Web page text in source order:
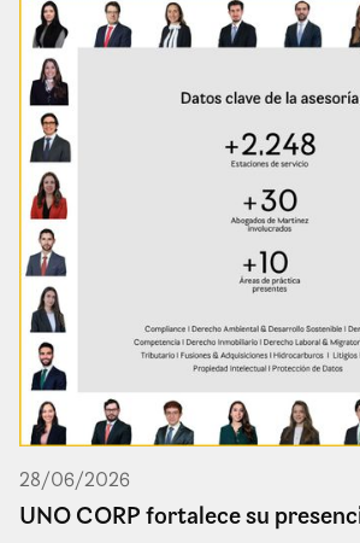
28/06/2026
UNO CORP fortalece su